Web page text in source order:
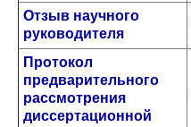
Отзыв научного
руководителя
Протокол
предварительного
рассмотрения
диссертационной